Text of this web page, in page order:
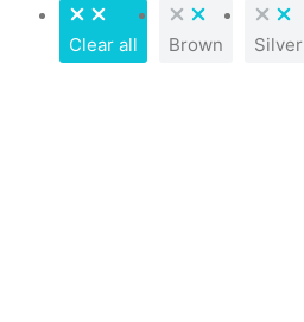
Clear all Brown Silver